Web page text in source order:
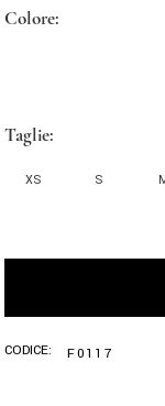
Colore
Taglie
XS S
CODICE: F0117